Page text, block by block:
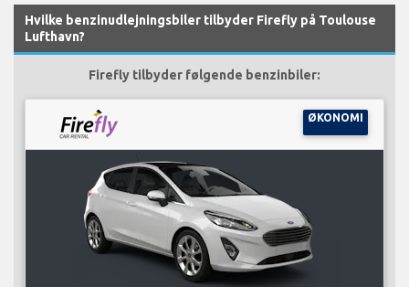
Hvilke benzinudlejningsbiler tilbyder Firefly på Toulouse
Lufthavn?
Firefly tilbyder følgende benzinbiler:
ØKONOMI